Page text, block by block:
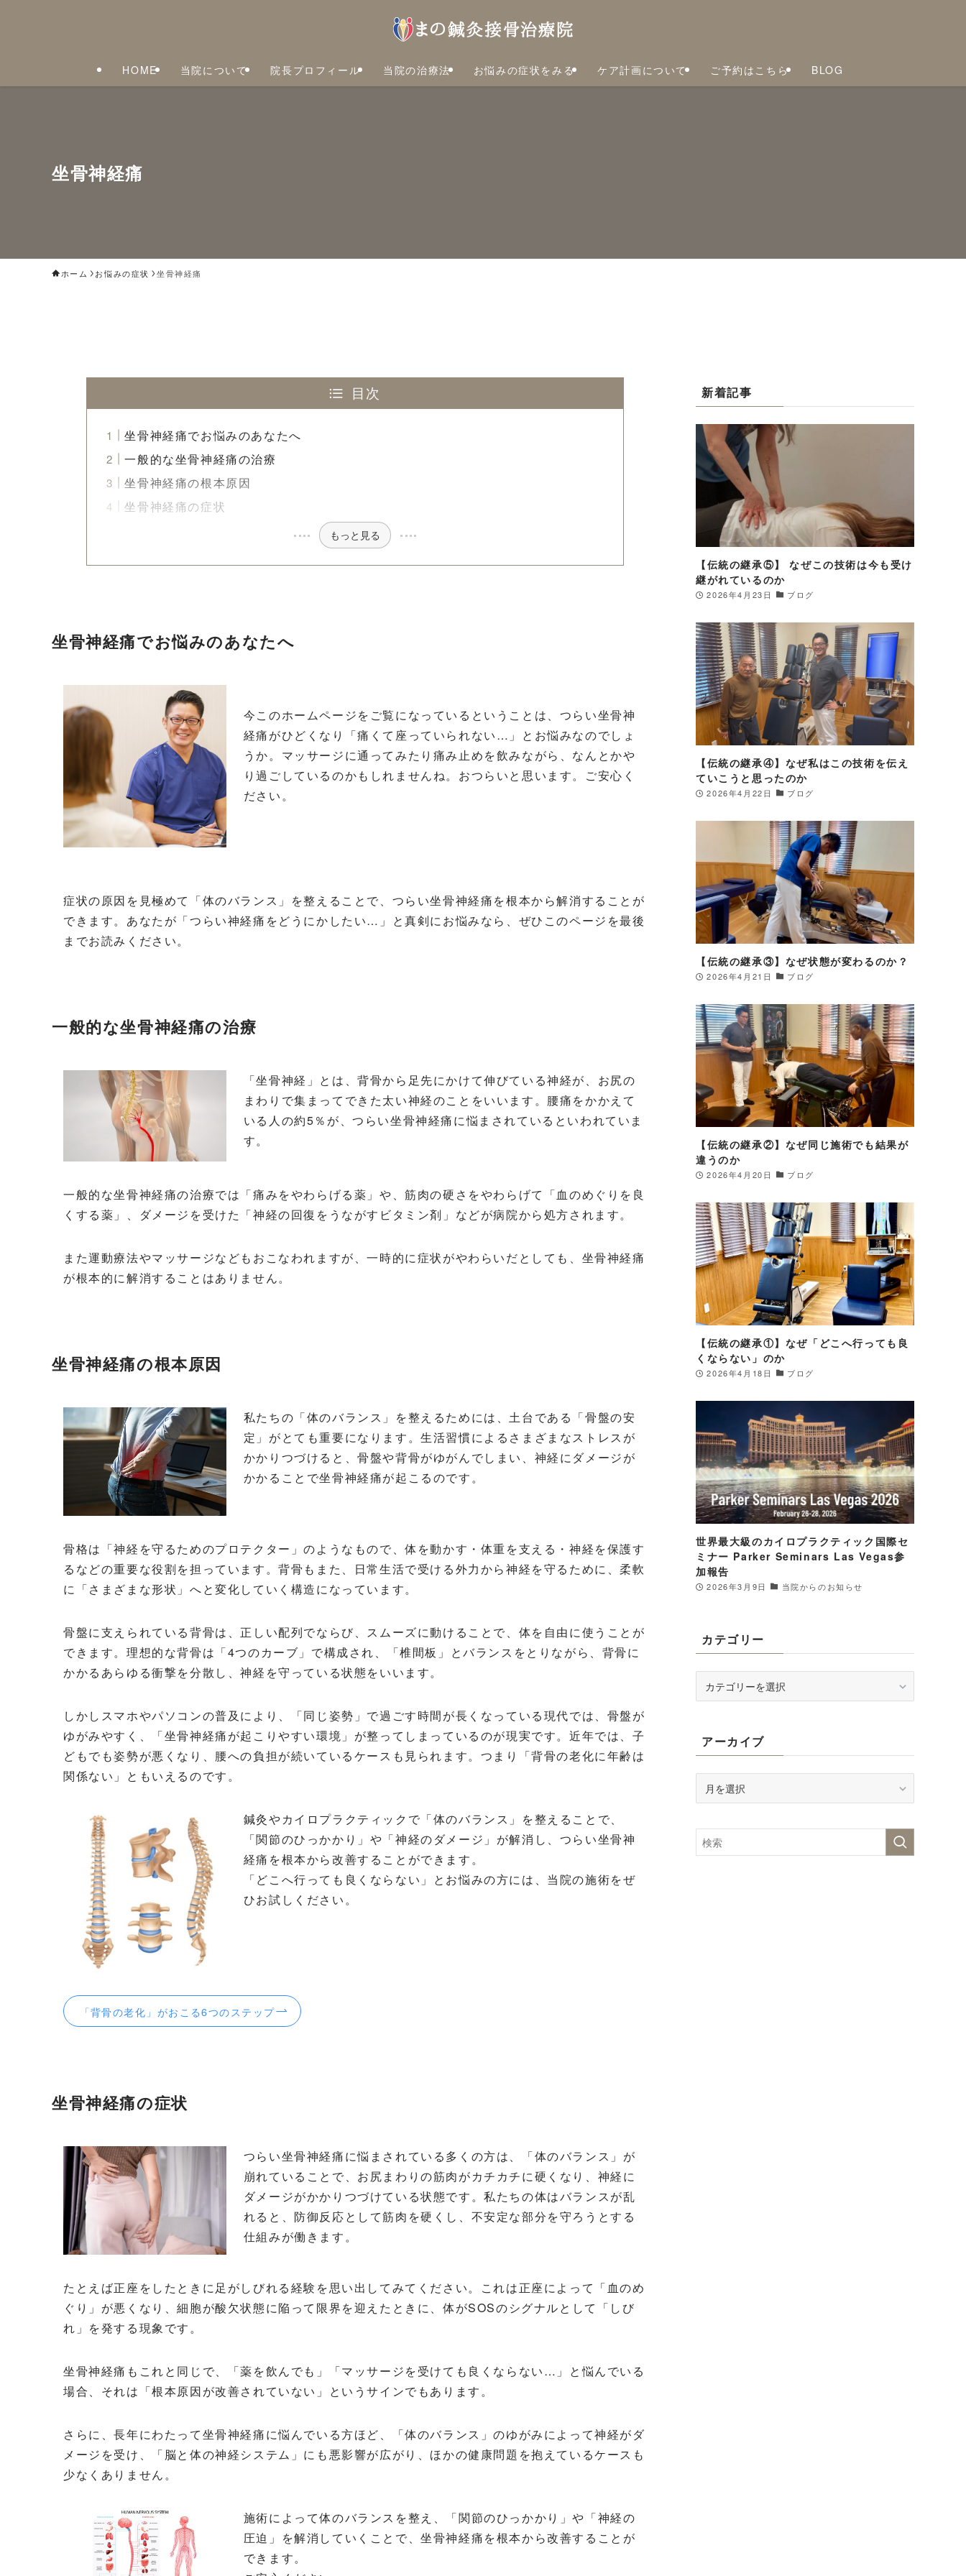
HOME 当院について 院長プロフィール 当院の治療法 お悩みの症状をみる ケア計画について ご予約はこちら BLOG
坐骨神経痛
ホーム お悩みの症状 坐骨神経痛
目次
坐骨神経痛でお悩みのあなたへ
一般的な坐骨神経痛の治療
坐骨神経痛の根本原因
坐骨神経痛の症状
もっと見る
坐骨神経痛でお悩みのあなたへ
今このホームページをご覧になっているということは、つらい坐骨神
経痛がひどくなり「痛くて座っていられない…」とお悩みなのでしょ
うか。マッサージに通ってみたり痛み止めを飲みながら、なんとかや
り過ごしているのかもしれませんね。おつらいと思います。ご安心く
ださい。
症状の原因を見極めて「体のバランス」を整えることで、つらい坐骨神経痛を根本から解消することが
できます。あなたが「つらい神経痛をどうにかしたい…」と真剣にお悩みなら、ぜひこのページを最後
までお読みください。
一般的な坐骨神経痛の治療
「坐骨神経」とは、背骨から足先にかけて伸びている神経が、お尻の
まわりで集まってできた太い神経のことをいいます。腰痛をかかえて
いる人の約5％が、つらい坐骨神経痛に悩まされているといわれていま
す。
一般的な坐骨神経痛の治療では「痛みをやわらげる薬」や、筋肉の硬さをやわらげて「血のめぐりを良
くする薬」、ダメージを受けた「神経の回復をうながすビタミン剤」などが病院から処方されます。
また運動療法やマッサージなどもおこなわれますが、一時的に症状がやわらいだとしても、坐骨神経痛
が根本的に解消することはありません。
坐骨神経痛の根本原因
私たちの「体のバランス」を整えるためには、土台である「骨盤の安
定」がとても重要になります。生活習慣によるさまざまなストレスが
かかりつづけると、骨盤や背骨がゆがんでしまい、神経にダメージが
かかることで坐骨神経痛が起こるのです。
骨格は「神経を守るためのプロテクター」のようなもので、体を動かす・体重を支える・神経を保護す
るなどの重要な役割を担っています。背骨もまた、日常生活で受ける外力から神経を守るために、柔軟
に「さまざまな形状」へと変化していく構造になっています。
骨盤に支えられている背骨は、正しい配列でならび、スムーズに動けることで、体を自由に使うことが
できます。理想的な背骨は「4つのカーブ」で構成され、「椎間板」とバランスをとりながら、背骨に
かかるあらゆる衝撃を分散し、神経を守っている状態をいいます。
しかしスマホやパソコンの普及により、「同じ姿勢」で過ごす時間が長くなっている現代では、骨盤が
ゆがみやすく、「坐骨神経痛が起こりやすい環境」が整ってしまっているのが現実です。近年では、子
どもでも姿勢が悪くなり、腰への負担が続いているケースも見られます。つまり「背骨の老化に年齢は
関係ない」ともいえるのです。
鍼灸やカイロプラクティックで「体のバランス」を整えることで、
「関節のひっかかり」や「神経のダメージ」が解消し、つらい坐骨神
経痛を根本から改善することができます。
「どこへ行っても良くならない」とお悩みの方には、当院の施術をぜ
ひお試しください。
「背骨の老化」がおこる6つのステップ
坐骨神経痛の症状
つらい坐骨神経痛に悩まされている多くの方は、「体のバランス」が
崩れていることで、お尻まわりの筋肉がカチカチに硬くなり、神経に
ダメージがかかりつづけている状態です。私たちの体はバランスが乱
れると、防御反応として筋肉を硬くし、不安定な部分を守ろうとする
仕組みが働きます。
たとえば正座をしたときに足がしびれる経験を思い出してみてください。これは正座によって「血のめ
ぐり」が悪くなり、細胞が酸欠状態に陥って限界を迎えたときに、体がSOSのシグナルとして「しび
れ」を発する現象です。
坐骨神経痛もこれと同じで、「薬を飲んでも」「マッサージを受けても良くならない…」と悩んでいる
場合、それは「根本原因が改善されていない」というサインでもあります。
さらに、長年にわたって坐骨神経痛に悩んでいる方ほど、「体のバランス」のゆがみによって神経がダ
メージを受け、「脳と体の神経システム」にも悪影響が広がり、ほかの健康問題を抱えているケースも
少なくありません。
施術によって体のバランスを整え、「関節のひっかかり」や「神経の
圧迫」を解消していくことで、坐骨神経痛を根本から改善することが
できます。
新着記事
【伝統の継承⑤】 なぜこの技術は今も受け
継がれているのか
2026年4月23日 ブログ
【伝統の継承④】なぜ私はこの技術を伝え
ていこうと思ったのか
2026年4月22日 ブログ
【伝統の継承③】なぜ状態が変わるのか？
2026年4月21日 ブログ
【伝統の継承②】なぜ同じ施術でも結果が
違うのか
2026年4月20日 ブログ
【伝統の継承①】なぜ「どこへ行っても良
くならない」のか
2026年4月18日 ブログ
世界最大級のカイロプラクティック国際セ
ミナー Parker Seminars Las Vegas参
加報告
2026年3月9日 当院からのお知らせ
カテゴリー
テ
ー
アーカイブ
ー
イ
ブ